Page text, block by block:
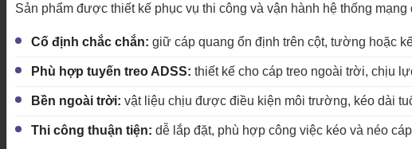
Sản phẩm được thiết kế phục vụ thi công và vận hành hệ thống mạng
Cố định chắc chắn: giữ cáp quang ổn định trên cột, tường hoặc
Phù hợp tuyến treo ADSS: thiết kế cho cáp treo ngoài trời, chịu
Bền ngoài trời: vật liệu chịu được điều kiện môi trường, kéo dài
Thi công thuận tiện: dễ lắp đặt, phù hợp công việc kéo và néo